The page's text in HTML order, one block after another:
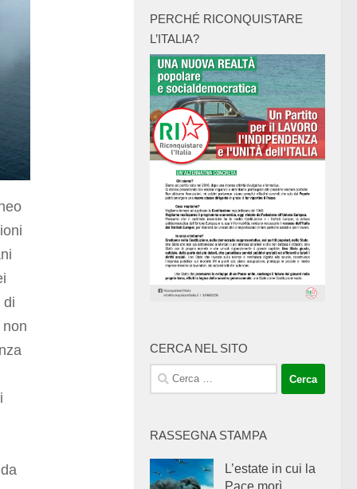
di
PERCHÉ RICONQUISTARE
L’ITALIA?
CERCA NEL SITO
Ricerca
per:
RASSEGNA STAMPA
L’estate in cui la